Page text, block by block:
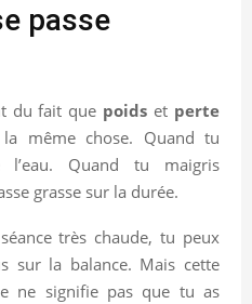
passe
du fait que poids et perte
même chose. Quand tu
Quand tu maigris
grasse sur la durée.
très chaude, tu peux
sur la balance. Mais cette
ne signifie pas que tu as